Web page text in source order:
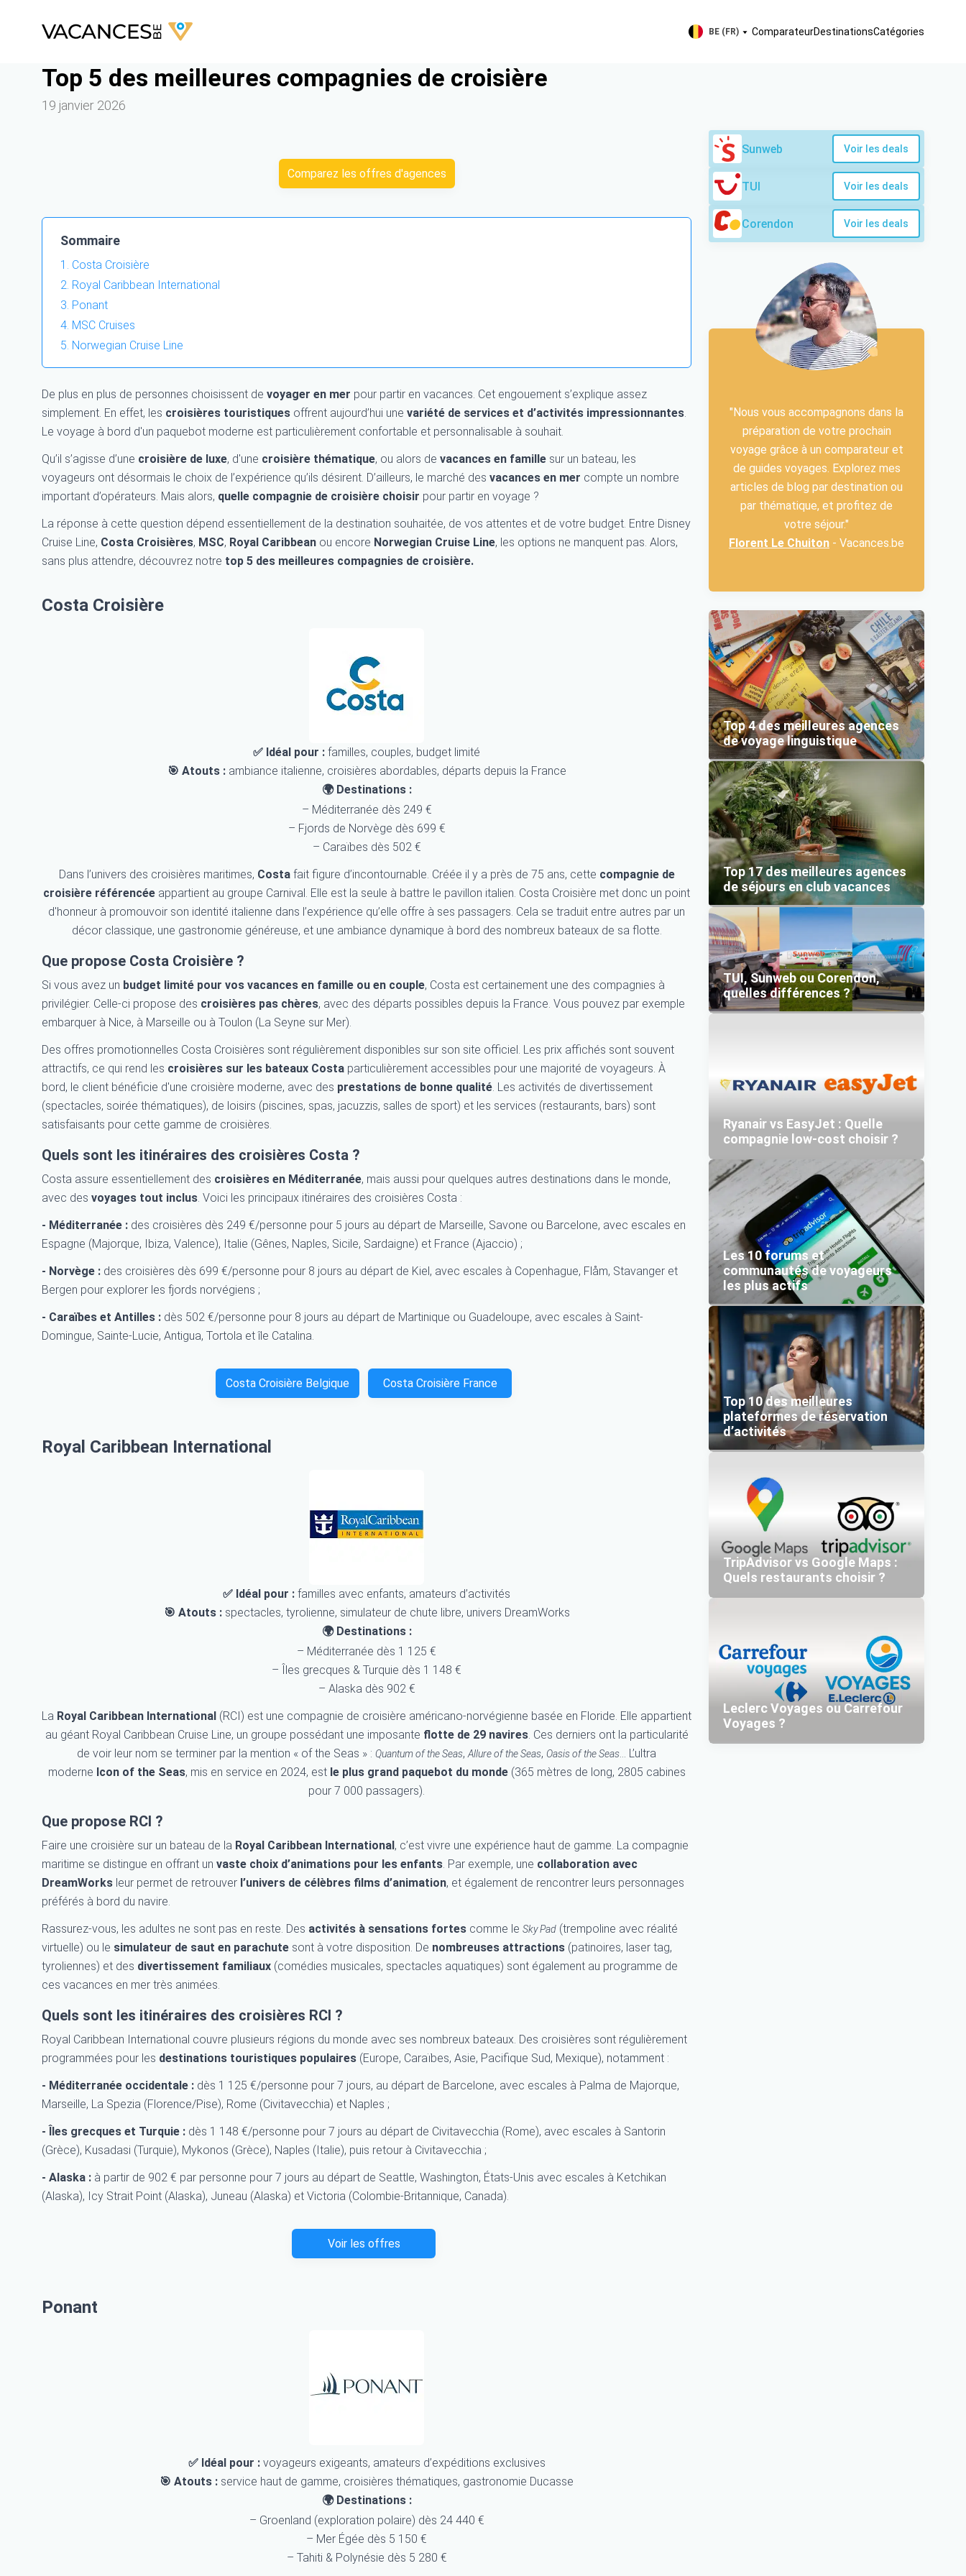
BE (FR) ComparateurDestinationsCatégories
Top 5 des meilleures compagnies de croisière
19 janvier 2026
Comparez les offres d'agences
Sommaire
Costa Croisière
Royal Caribbean International
Ponant
MSC Cruises
Norwegian Cruise Line
De plus en plus de personnes choisissent de voyager en mer pour partir en vacances. Cet engouement s’explique assez
simplement. En effet, les croisières touristiques offrent aujourd’hui une variété de services et d’activités impressionnantes.
Le voyage à bord d'un paquebot moderne est particulièrement confortable et personnalisable à souhait.
Qu’il s’agisse d’une croisière de luxe, d'une croisière thématique, ou alors de vacances en famille sur un bateau, les
voyageurs ont désormais le choix de l’expérience qu’ils désirent. D’ailleurs, le marché des vacances en mer compte un nombre
important d’opérateurs. Mais alors, quelle compagnie de croisière choisir pour partir en voyage ?
La réponse à cette question dépend essentiellement de la destination souhaitée, de vos attentes et de votre budget. Entre Disney
Cruise Line, Costa Croisières, MSC, Royal Caribbean ou encore Norwegian Cruise Line, les options ne manquent pas. Alors,
sans plus attendre, découvrez notre top 5 des meilleures compagnies de croisière.
Costa Croisière
✅ Idéal pour : familles, couples, budget limité
🎯 Atouts :ambiance italienne, croisières abordables, départs depuis la France
🌍 Destinations :
– Méditerranée dès 249 €
– Fjords de Norvège dès 699 €
– Caraïbes dès 502 €
Dans l’univers des croisières maritimes, Costa fait figure d’incontournable. Créée il y a près de 75 ans, cette compagnie de
croisière référencée appartient au groupe Carnival. Elle est la seule à battre le pavillon italien. Costa Croisière met donc un point
d'honneur à promouvoir son identité italienne dans l’expérience qu’elle offre à ses passagers. Cela se traduit entre autres par un
décor classique, une gastronomie généreuse, et une ambiance dynamique à bord des nombreux bateaux de sa flotte.
Que propose Costa Croisière ?
Si vous avez un budget limité pour vos vacances en famille ou en couple, Costa est certainement une des compagnies à
privilégier. Celle-ci propose des croisières pas chères, avec des départs possibles depuis la France. Vous pouvez par exemple
embarquer à Nice, à Marseille ou à Toulon (La Seyne sur Mer).
Des offres promotionnelles Costa Croisières sont régulièrement disponibles sur son site officiel. Les prix affichés sont souvent
attractifs, ce qui rend les croisières sur les bateaux Costa particulièrement accessibles pour une majorité de voyageurs. À
bord, le client bénéficie d'une croisière moderne, avec des prestations de bonne qualité. Les activités de divertissement
(spectacles, soirée thématiques), de loisirs (piscines, spas, jacuzzis, salles de sport) et les services (restaurants, bars) sont
satisfaisants pour cette gamme de croisières.
Quels sont les itinéraires des croisières Costa ?
Costa assure essentiellement des croisières en Méditerranée, mais aussi pour quelques autres destinations dans le monde,
avec des voyages tout inclus. Voici les principaux itinéraires des croisières Costa :
- Méditerranée : des croisières dès 249 €/personne pour 5 jours au départ de Marseille, Savone ou Barcelone, avec escales en
Espagne (Majorque, Ibiza, Valence), Italie (Gênes, Naples, Sicile, Sardaigne) et France (Ajaccio) ;
- Norvège : des croisières dès 699 €/personne pour 8 jours au départ de Kiel, avec escales à Copenhague, Flåm, Stavanger et
Bergen pour explorer les fjords norvégiens ;
- Caraïbes et Antilles : dès 502 €/personne pour 8 jours au départ de Martinique ou Guadeloupe, avec escales à Saint-
Domingue, Sainte-Lucie, Antigua, Tortola et île Catalina.
Costa Croisière Belgique Costa Croisière France
Royal Caribbean International
✅ Idéal pour : familles avec enfants, amateurs d’activités
🎯 Atouts :spectacles, tyrolienne, simulateur de chute libre, univers DreamWorks
🌍 Destinations :
– Méditerranée dès 1 125 €
– Îles grecques & Turquie dès 1 148 €
– Alaska dès 902 €
La Royal Caribbean International (RCI) est une compagnie de croisière américano-norvégienne basée en Floride. Elle appartient
au géant Royal Caribbean Cruise Line, un groupe possédant une imposante flotte de 29 navires. Ces derniers ont la particularité
de voir leur nom se terminer par la mention « of the Seas » : Quantum of the Seas,Allure of the Seas, Oasis of the Seas… L’ultra
moderne Icon of the Seas, mis en service en 2024, est le plus grand paquebot du monde(365 mètres de long, 2805 cabines
pour 7 000 passagers).
Que propose RCI ?
Faire une croisière sur un bateau de la Royal Caribbean International, c’est vivre une expérience haut de gamme. La compagnie
maritime se distingue en offrant un vaste choix d’animations pour les enfants. Par exemple, une collaboration avec
DreamWorks leur permet de retrouver l’univers de célèbres films d’animation, et également de rencontrer leurs personnages
préférés à bord du navire.
Rassurez-vous, les adultes ne sont pas en reste. Des activités à sensations fortes comme le Sky Pad (trempoline avec réalité
virtuelle) ou le simulateur de saut en parachute sont à votre disposition. De nombreuses attractions (patinoires, laser tag,
tyroliennes) et des divertissement familiaux (comédies musicales, spectacles aquatiques) sont également au programme de
ces vacances en mer très animées.
Quels sont les itinéraires des croisières RCI ?
Royal Caribbean International couvre plusieurs régions du monde avec ses nombreux bateaux. Des croisières sont régulièrement
programmées pour les destinations touristiques populaires (Europe, Caraïbes, Asie, Pacifique Sud, Mexique), notamment :
- Méditerranée occidentale : dès 1 125 €/personne pour 7 jours, au départ de Barcelone, avec escales à Palma de Majorque,
Marseille, La Spezia (Florence/Pise), Rome (Civitavecchia) et Naples ;
- Îles grecques et Turquie : dès 1 148 €/personne pour 7 jours au départ de Civitavecchia (Rome), avec escales à Santorin
(Grèce), Kusadasi (Turquie), Mykonos (Grèce), Naples (Italie), puis retour à Civitavecchia ;
- Alaska : à partir de 902 € par personne pour 7 jours au départ de Seattle, Washington, États-Unis avec escales à Ketchikan
(Alaska), Icy Strait Point (Alaska), Juneau (Alaska) et Victoria (Colombie-Britannique, Canada).
Voir les offres
Ponant
✅ Idéal pour :voyageurs exigeants, amateurs d’expéditions exclusives
🎯 Atouts : service haut de gamme, croisières thématiques, gastronomie Ducasse
🌍 Destinations :
– Groenland (exploration polaire) dès 24 440 €
– Mer Égée dès 5 150 €
– Tahiti & Polynésie dès 5 280 €
Sunweb Voir les deals
TUI Voir les deals
Corendon Voir les deals
"Nous vous accompagnons dans la
préparation de votre prochain
voyage grâce à un comparateur et
de guides voyages. Explorez mes
articles de blog par destination ou
par thématique, et profitez de
votre séjour."
Florent Le Chuiton - Vacances.be
Top 4 des meilleures agences
de voyage linguistique
Top 17 des meilleures agences
de séjours en club vacances
TUI, Sunweb ou Corendon,
quelles différences ?
Ryanair vs EasyJet : Quelle
compagnie low-cost choisir ?
Les 10 forums et
communautés de voyageurs
les plus actifs
Top 10 des meilleures
plateformes de réservation
d’activités
TripAdvisor vs Google Maps :
Quels restaurants choisir ?
Leclerc Voyages ou Carrefour
Voyages ?